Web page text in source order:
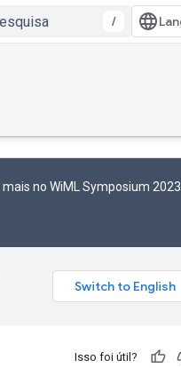
/
no WiML Symposium 2023
Isso foi útil?